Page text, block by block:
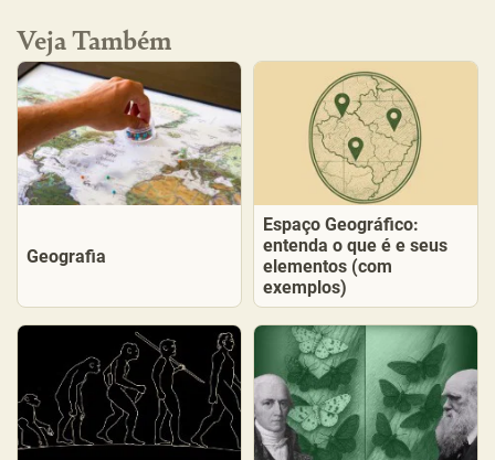
Veja Também
Geografia
Espaço Geográfico:
entenda o que é e seus
elementos (com
exemplos)